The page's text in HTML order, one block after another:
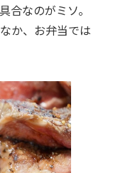
合なのがミソ。
か、お弁当では